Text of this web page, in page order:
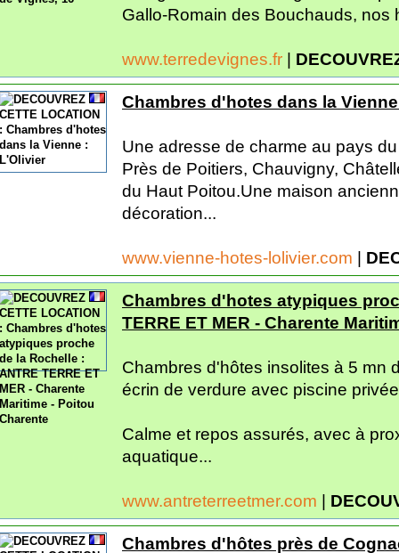
Gallo-Romain des Bouchauds, nos
www.terredevignes.fr |
Chambres d'hotes dans la
Une adresse de charme au pays
Près de Poitiers, Chauvigny,
du Haut Poitou.Une maison
décoration...
www.vienne-hotes-lolivier.com |
Chambres d'hotes atypiques
TERRE ET MER - Charente
Chambres d'hôtes insolites à 5 mn
écrin de verdure avec piscine
Calme et repos assurés, avec à
aquatique...
www.antreterreetmer.com |
Chambres d'hôtes près de